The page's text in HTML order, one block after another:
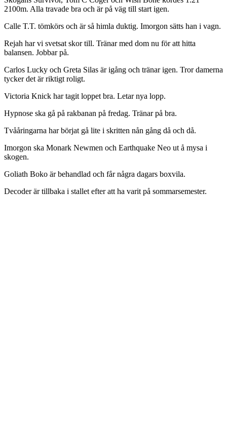
2100m. Alla travade bra och är på väg till start igen.
Calle T.T. tömkörs och är så himla duktig. Imorgon sätts han i vagn.
Rejah har vi svetsat skor till. Tränar med dom nu för att hitta
balansen. Jobbar på.
Carlos Lucky och Greta Silas är igång och tränar igen. Tror damerna
tycker det är riktigt roligt.
Victoria Knick har tagit loppet bra. Letar nya lopp.
Hypnose ska gå på rakbanan på fredag. Tränar på bra.
Tvååringarna har börjat gå lite i skritten nån gång då och då.
Imorgon ska Monark Newmen och Earthquake Neo ut å mysa i
skogen.
Goliath Boko är behandlad och får några dagars boxvila.
Decoder är tillbaka i stallet efter att ha varit på sommarsemester.